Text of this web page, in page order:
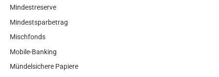
Mindestreserve
Mindestsparbetrag
Mischfonds
Mobile-Banking
Mündelsichere Papiere